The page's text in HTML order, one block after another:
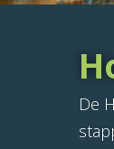
De